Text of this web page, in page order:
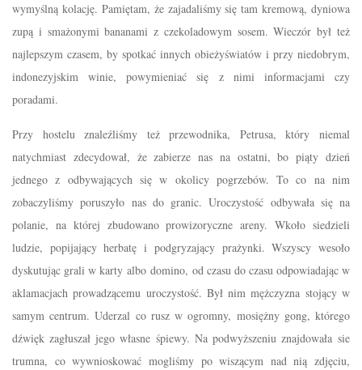
wymyślną kolację. Pamiętam, że zajadaliśmy się tam kremową, dyniowa
zupą i smażonymi bananami z czekoladowym sosem. Wieczór był też
najlepszym czasem, by spotkać innych obieżyświatów i przy niedobrym,
indonezyjskim winie, powymieniać się z nimi informacjami czy
poradami.
Przy hostelu znaleźliśmy też przewodnika, Petrusa, który niemal
natychmiast zdecydował, że zabierze nas na ostatni, bo piąty dzień
jednego z odbywających się w okolicy pogrzebów. To co na nim
zobaczyliśmy poruszyło nas do granic. Uroczystość odbywała się na
polanie, na której zbudowano prowizoryczne areny. Wkoło siedzieli
ludzie, popijający herbatę i podgryzający prażynki. Wszyscy wesoło
dyskutując grali w karty albo domino, od czasu do czasu odpowiadając w
aklamacjach prowadzącemu uroczystość. Był nim mężczyzna stojący w
samym centrum. Uderzal co rusz w ogromny, mosiężny gong, którego
dźwięk zagłuszał jego własne śpiewy. Na podwyższeniu znajdowała sie
trumna, co wywnioskować mogliśmy po wiszącym nad nią zdjęciu,